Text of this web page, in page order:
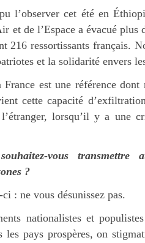
l’observer cet été en
et de l’Espace a évacué plus
216 ressortissants français.
et la solidarité envers
est une référence
cette capacité
l’étranger, lorsqu’il y a une
vous transmettre
?
: ne vous désunissez pas.
nationalistes et
les pays prospères, on